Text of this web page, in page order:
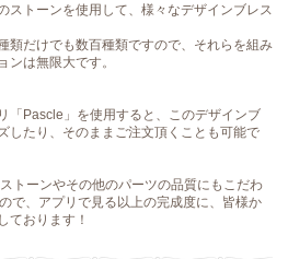
ストーンを使用して、様々なデザインブレス
類だけでも数百種類ですので、それらを組み
ンは無限大です。
「Pascle」を使用すると、このデザインブ
したり、そのままご注文頂くことも可能で
トーンやその他のパーツの品質にもこだわ
で、アプリで見る以上の完成度に、皆様か
ております！